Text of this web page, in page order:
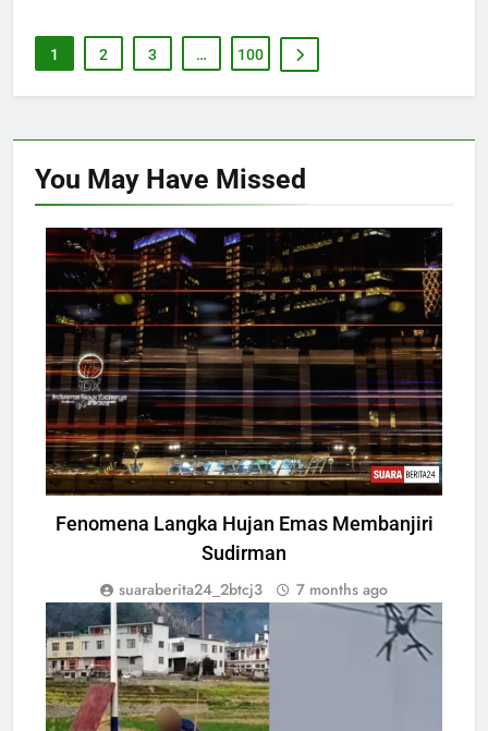
1 2 3 … 100
You May Have Missed
MARKET
Fenomena Langka Hujan Emas Membanjiri
Sudirman
suaraberita24_2btcj3 7 months ago
TECH